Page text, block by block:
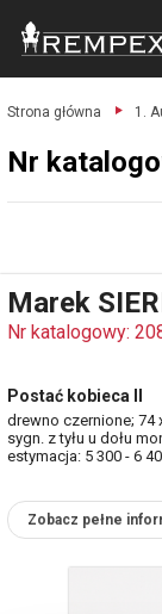
Strona główna 1.
Nr
Marek
Nr katalogowy:
Postać kobieca II
drewno czernione; 74
sygn. z tyłu u dołu
estymacja: 5 300 - 6
Zobacz pełne